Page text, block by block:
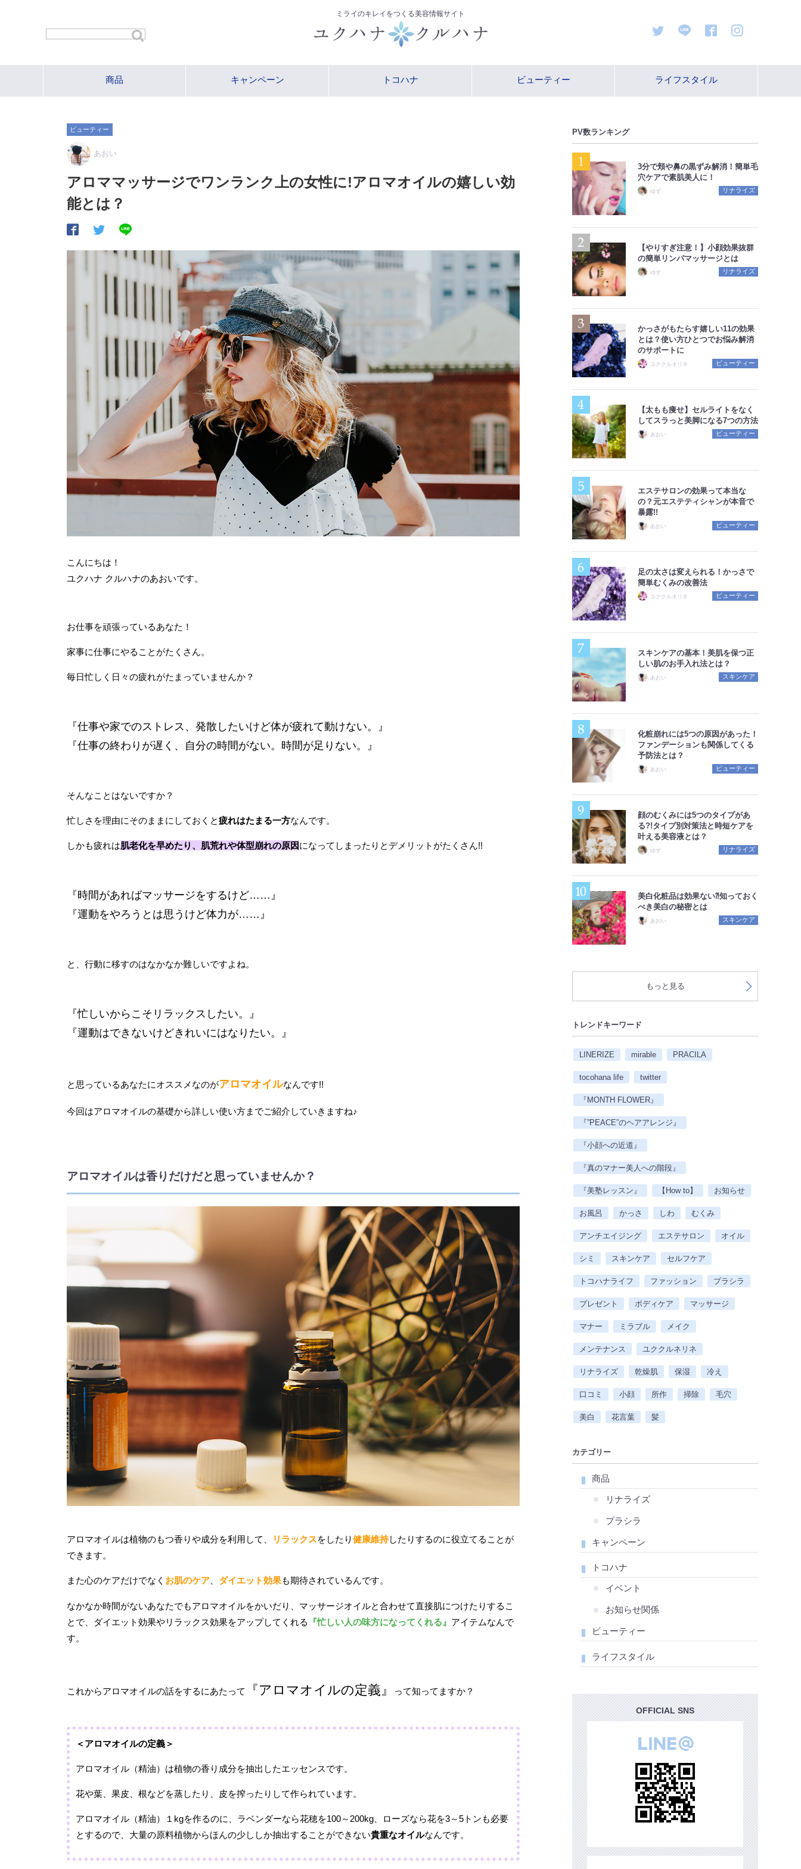
ミライのキレイをつくる美容情報サイト
商品 キャンペーン トコハナ ビューティー ライフスタイル
ビューティー
あおい
アロママッサージでワンランク上の女性に!アロマオイルの嬉しい効
能とは？
こんにちは！
ユクハナ クルハナのあおいです。
お仕事を頑張っているあなた！
家事に仕事にやることがたくさん。
毎日忙しく日々の疲れがたまっていませんか？
『仕事や家でのストレス、発散したいけど体が疲れて動けない。』
『仕事の終わりが遅く、自分の時間がない。時間が足りない。』
そんなことはないですか？
忙しさを理由にそのままにしておくと疲れはたまる一方なんです。
しかも疲れは肌老化を早めたり、肌荒れや体型崩れの原因になってしまったりとデメリットがたくさん!!
『時間があればマッサージをするけど……』
『運動をやろうとは思うけど体力が……』
と、行動に移すのはなかなか難しいですよね。
『忙しいからこそリラックスしたい。』
『運動はできないけどきれいにはなりたい。』
と思っているあなたにオススメなのがアロマオイルなんです!!
今回はアロマオイルの基礎から詳しい使い方までご紹介していきますね♪
アロマオイルは香りだけだと思っていませんか？
アロマオイルは植物のもつ香りや成分を利用して、 リラックスをしたり健康維持したりするのに役立てることが
できます。
また心のケアだけでなく お肌のケア ダイエット効果も期待されているんです。
なかなか時間がないあなたでもアロマオイルをかいだり、マッサージオイルと合わせて直接肌につけたりするこ
とで、ダイエット効果やリラックス効果をアップしてくれる
『忙しい人の味方になってくれる』 アイテムなんで
す。
これからアロマオイルの話をするにあたって 『アロマオイルの定義』 って知ってますか？
＜アロマオイルの定義＞
アロマオイル（精油）は植物の香り成分を抽出したエッセンスです。
花や葉、果皮、根などを蒸したり、皮を搾ったりして作られています。
アロマオイル（精油）１kgを作るのに、ラベンダーなら花穂を100～200kg、ローズなら花を3～5トンも必要
とするので、大量の原料植物からほんの少ししか抽出することができない貴重なオイルなんです。
PV数ランキング
3分で頬や鼻の黒ずみ解消！簡単毛
穴ケアで素肌美人に！
ゆず リナライズ
【やりすぎ注意！】小顔効果抜群
の簡単リンパマッサージとは
ゆず リナライズ
かっさがもたらす嬉しい11の効果
とは？使い方ひとつでお悩み解消
のサポートに
ユククルネリネ ビューティー
【太もも痩せ】セルライトをなく
してスラっと美脚になる7つの方法
あおい ビューティー
エステサロンの効果って本当な
の？元エステティシャンが本音で
暴露!!
あおい ビューティー
足の太さは変えられる！かっさで
簡単むくみの改善法
ユククルネリネ ビューティー
スキンケアの基本！美肌を保つ正
しい肌のお手入れ法とは？
あおい スキンケア
化粧崩れには5つの原因があった！
ファンデーションも関係してくる
予防法とは？
あおい ビューティー
顔のむくみには5つのタイプがあ
る?!タイプ別対策法と時短ケアを
叶える美容液とは？
ゆず リナライズ
美白化粧品は効果ない⁈知っておく
べき美白の秘密とは
あおい スキンケア
もっと見る
トレンドキーワード
LINERIZE mirable PRACILA
tocohana life twitter
『MONTH FLOWER』
『”PEACE”のヘアアレンジ』
『小顔への近道』
『真のマナー美人への階段』
『美塾レッスン』 【How to】 お知らせ
お風呂 かっさ しわ むくみ
アンチエイジング エステサロン オイル
シミ スキンケア セルフケア
トコハナライフ ファッション プラシラ
プレゼント ボディケア マッサージ
マナー ミラブル メイク
メンテナンス ユククルネリネ
リナライズ 乾燥肌 保湿 冷え
口コミ 小顔 所作 掃除 毛穴
美白 花言葉 髪
カテゴリー
商品
リナライズ
プラシラ
キャンペーン
トコハナ
イベント
お知らせ関係
ビューティー
ライフスタイル
OFFICIAL SNS